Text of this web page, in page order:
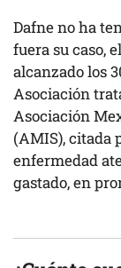
Dafne no ha
fuera su caso,
alcanzado los
Asociación
Asociación
(AMIS), citada
enfermedad
gastado, en